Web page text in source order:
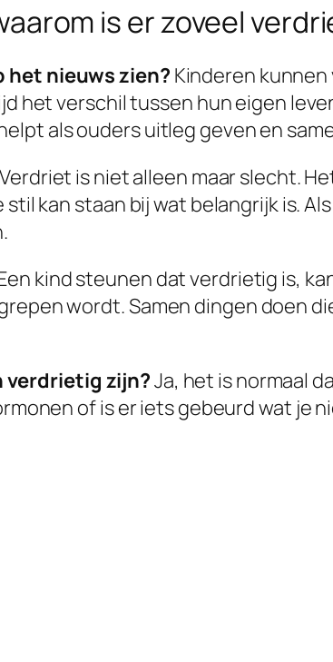
is er zoveel
het nieuws zien? Kinderen
het verschil tussen hun eigen
als ouders uitleg geven en
Verdriet is niet alleen maar slecht.
kan staan bij wat belangrijk is.
kind steunen dat verdrietig is,
wordt. Samen dingen doen
verdrietig zijn?Ja, het is normaal
of is er iets gebeurd wat je